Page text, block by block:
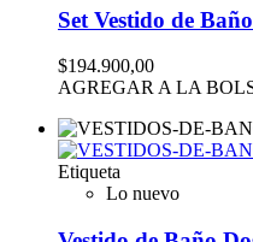
Set Vestido de
$194.900,00
AGREGAR A LA
Etiqueta
Lo nuevo